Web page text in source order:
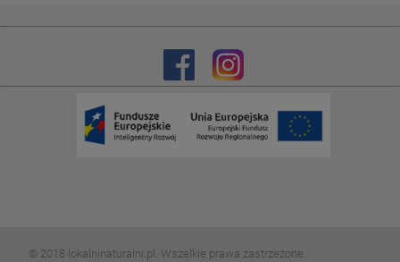
© 2018 lokalninaturalni.pl. Wszelkie prawa zastrzeżone.